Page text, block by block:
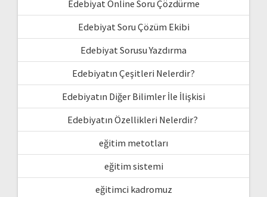
Edebiyat Online Soru Çözdürme
Edebiyat Soru Çözüm Ekibi
Edebiyat Sorusu Yazdırma
Edebiyatın Çeşitleri Nelerdir?
Edebiyatın Diğer Bilimler İle İlişkisi
Edebiyatın Özellikleri Nelerdir?
eğitim metotları
eğitim sistemi
eğitimci kadromuz